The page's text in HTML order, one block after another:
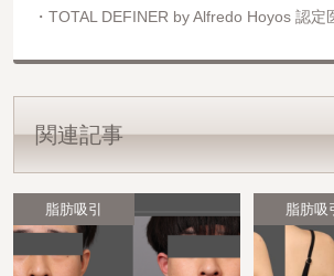
TOTAL DEFINER by Alfredo Hoyos 認定
関連記事
脂肪吸引 脂肪吸